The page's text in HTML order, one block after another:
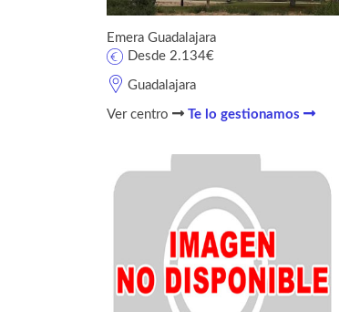
Emera Guadalajara
Guadalajara
Desde 2.134€
Ver centro Te lo gestionamos